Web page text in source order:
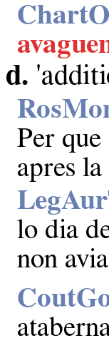
d.
Per
apres
lo dia
non